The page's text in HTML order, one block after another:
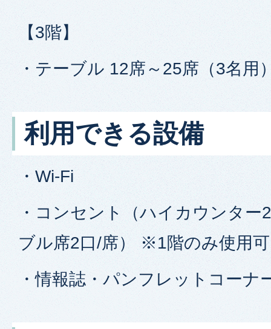
【3階】
・テーブル 12席～25席（3名用
利用できる設備
・Wi-Fi
・コンセント（ハイカウンター
ブル席2口/席） ※1階のみ使用可
・情報誌・パンフレットコー